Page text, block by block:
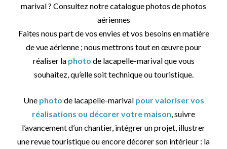
marival ? Consultez notre catalogue photos de photos
aériennes
Faites nous part de vos envies et vos besoins en matière
de vue aérienne ; nous mettrons tout en œuvre pour
réaliser la photo de lacapelle-marival que vous
souhaitez, qu’elle soit technique ou touristique.
Une photo de lacapelle-marival pour valoriser vos
réalisations ou décorer votre maison, suivre
l’avancement d’un chantier, intégrer un projet, illustrer
une revue touristique ou encore décorer son intérieur : la